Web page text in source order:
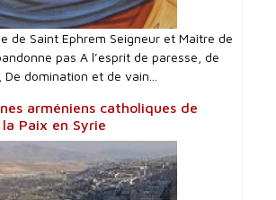
de Saint Ephrem Seigneur et Maître de
pas A l’esprit de paresse, de
domination et de vain...
arméniens catholiques de
Paix en Syrie